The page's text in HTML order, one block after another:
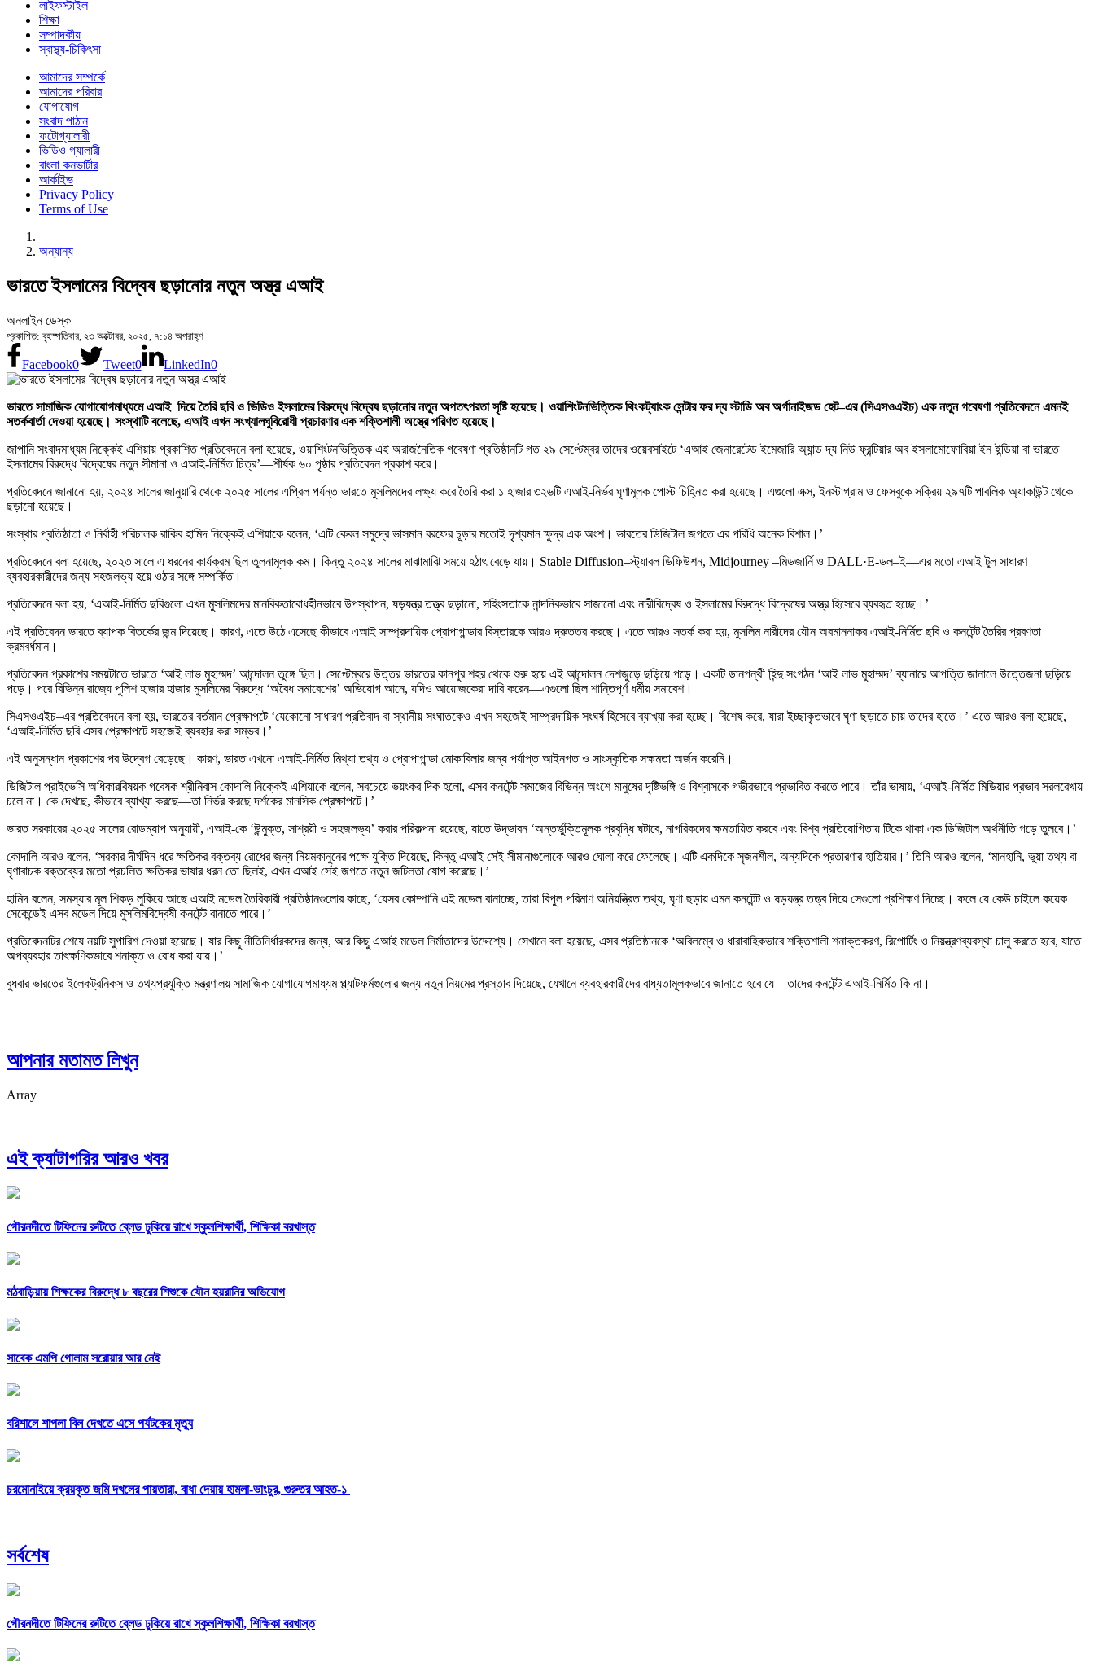
লাইফস্টাইল
শিক্ষা
সম্পাদকীয়
স্বাস্থ্য-চিকিৎসা
আমাদের সম্পর্কে
আমাদের পরিবার
যোগাযোগ
সংবাদ পাঠান
ফটোগ্যালারী
ভিডিও গ্যালারী
বাংলা কনভার্টার
আর্কাইভ
Privacy Policy
Terms of Use
অন্যান্য
ভারতে ইসলামের বিদ্বেষ ছড়ানোর নতুন অস্ত্র এআই
অনলাইন ডেস্ক
প্রকাশিত: বৃহস্পতিবার, ২৩ অক্টোবর, ২০২৫, ৭:১৪ অপরাহ্ণ
Facebook0 Tweet0 LinkedIn0
ভারতে সামাজিক যোগাযোগমাধ্যমে এআই দিয়ে তৈরি ছবি ও ভিডিও ইসলামের বিরুদ্ধে বিদ্বেষ ছড়ানোর নতুন অপতৎপরতা সৃষ্টি হয়েছে। ওয়াশিংটনভিত্তিক থিংকট্যাংক সেন্টার ফর দ্য স্টাডি অব অর্গানাইজড হেট–এর (সিএসওএইচ) এক নতুন গবেষণা প্রতিবেদনে এমনই
সতর্কবার্তা দেওয়া হয়েছে। সংস্থাটি বলেছে, এআই এখন সংখ্যালঘুবিরোধী প্রচারণার এক শক্তিশালী অস্ত্রে পরিণত হয়েছে।
জাপানি সংবাদমাধ্যম নিক্কেই এশিয়ায় প্রকাশিত প্রতিবেদনে বলা হয়েছে, ওয়াশিংটনভিত্তিক এই অরাজনৈতিক গবেষণা প্রতিষ্ঠানটি গত ২৯ সেপ্টেম্বর তাদের ওয়েবসাইটে ‘এআই জেনারেটেড ইমেজারি অ্যান্ড দ্য নিউ ফ্রন্টিয়ার অব ইসলামোফোবিয়া ইন ইন্ডিয়া বা ভারতে
ইসলামের বিরুদ্ধে বিদ্বেষের নতুন সীমানা ও এআই-নির্মিত চিত্র’—শীর্ষক ৬০ পৃষ্ঠার প্রতিবেদন প্রকাশ করে।
প্রতিবেদনে জানানো হয়, ২০২৪ সালের জানুয়ারি থেকে ২০২৫ সালের এপ্রিল পর্যন্ত ভারতে মুসলিমদের লক্ষ্য করে তৈরি করা ১ হাজার ৩২৬টি এআই-নির্ভর ঘৃণামূলক পোস্ট চিহ্নিত করা হয়েছে। এগুলো এক্স, ইনস্টাগ্রাম ও ফেসবুকে সক্রিয় ২৯৭টি পাবলিক অ্যাকাউন্ট থেকে
ছড়ানো হয়েছে।
সংস্থার প্রতিষ্ঠাতা ও নির্বাহী পরিচালক রাকিব হামিদ নিক্কেই এশিয়াকে বলেন, ‘এটি কেবল সমুদ্রে ভাসমান বরফের চূড়ার মতোই দৃশ্যমান ক্ষুদ্র এক অংশ। ভারতের ডিজিটাল জগতে এর পরিধি অনেক বিশাল।’
প্রতিবেদনে বলা হয়েছে, ২০২৩ সালে এ ধরনের কার্যক্রম ছিল তুলনামূলক কম। কিন্তু ২০২৪ সালের মাঝামাঝি সময়ে হঠাৎ বেড়ে যায়। Stable Diffusion–স্ট্যাবল ডিফিউশন, Midjourney –মিডজার্নি ও DALL·E-ডল–ই—এর মতো এআই টুল সাধারণ
ব্যবহারকারীদের জন্য সহজলভ্য হয়ে ওঠার সঙ্গে সম্পর্কিত।
প্রতিবেদনে বলা হয়, ‘এআই-নির্মিত ছবিগুলো এখন মুসলিমদের মানবিকতাবোধহীনভাবে উপস্থাপন, ষড়যন্ত্র তত্ত্ব ছড়ানো, সহিংসতাকে নান্দনিকভাবে সাজানো এবং নারীবিদ্বেষ ও ইসলামের বিরুদ্ধে বিদ্বেষের অস্ত্র হিসেবে ব্যবহৃত হচ্ছে।’
এই প্রতিবেদন ভারতে ব্যাপক বিতর্কের জন্ম দিয়েছে। কারণ, এতে উঠে এসেছে কীভাবে এআই সাম্প্রদায়িক প্রোপাগান্ডার বিস্তারকে আরও দ্রুততর করছে। এতে আরও সতর্ক করা হয়, মুসলিম নারীদের যৌন অবমাননাকর এআই-নির্মিত ছবি ও কনটেন্ট তৈরির প্রবণতা
ক্রমবর্ধমান।
প্রতিবেদন প্রকাশের সময়টাতে ভারতে ‘আই লাভ মুহাম্মদ’ আন্দোলন তুঙ্গে ছিল। সেপ্টেম্বরে উত্তর ভারতের কানপুর শহর থেকে শুরু হয়ে এই আন্দোলন দেশজুড়ে ছড়িয়ে পড়ে। একটি ডানপন্থী হিন্দু সংগঠন ‘আই লাভ মুহাম্মদ’ ব্যানারে আপত্তি জানালে উত্তেজনা ছড়িয়ে
পড়ে। পরে বিভিন্ন রাজ্যে পুলিশ হাজার হাজার মুসলিমের বিরুদ্ধে ‘অবৈধ সমাবেশের’ অভিযোগ আনে, যদিও আয়োজকেরা দাবি করেন—এগুলো ছিল শান্তিপূর্ণ ধর্মীয় সমাবেশ।
সিএসওএইচ–এর প্রতিবেদনে বলা হয়, ভারতের বর্তমান প্রেক্ষাপটে ‘যেকোনো সাধারণ প্রতিবাদ বা স্থানীয় সংঘাতকেও এখন সহজেই সাম্প্রদায়িক সংঘর্ষ হিসেবে ব্যাখ্যা করা হচ্ছে। বিশেষ করে, যারা ইচ্ছাকৃতভাবে ঘৃণা ছড়াতে চায় তাদের হাতে।’ এতে আরও বলা হয়েছে,
‘এআই-নির্মিত ছবি এসব প্রেক্ষাপটে সহজেই ব্যবহার করা সম্ভব।’
এই অনুসন্ধান প্রকাশের পর উদ্বেগ বেড়েছে। কারণ, ভারত এখনো এআই-নির্মিত মিথ্যা তথ্য ও প্রোপাগান্ডা মোকাবিলার জন্য পর্যাপ্ত আইনগত ও সাংস্কৃতিক সক্ষমতা অর্জন করেনি।
ডিজিটাল প্রাইভেসি অধিকারবিষয়ক গবেষক শ্রীনিবাস কোদালি নিক্কেই এশিয়াকে বলেন, সবচেয়ে ভয়ংকর দিক হলো, এসব কনটেন্ট সমাজের বিভিন্ন অংশে মানুষের দৃষ্টিভঙ্গি ও বিশ্বাসকে গভীরভাবে প্রভাবিত করতে পারে। তাঁর ভাষায়, ‘এআই-নির্মিত মিডিয়ার প্রভাব সরলরেখায়
চলে না। কে দেখছে, কীভাবে ব্যাখ্যা করছে—তা নির্ভর করছে দর্শকের মানসিক প্রেক্ষাপটে।’
ভারত সরকারের ২০২৫ সালের রোডম্যাপ অনুযায়ী, এআই-কে ‘উন্মুক্ত, সাশ্রয়ী ও সহজলভ্য’ করার পরিকল্পনা রয়েছে, যাতে উদ্ভাবন ‘অন্তর্ভুক্তিমূলক প্রবৃদ্ধি ঘটাবে, নাগরিকদের ক্ষমতায়িত করবে এবং বিশ্ব প্রতিযোগিতায় টিকে থাকা এক ডিজিটাল অর্থনীতি গড়ে তুলবে।’
কোদালি আরও বলেন, ‘সরকার দীর্ঘদিন ধরে ক্ষতিকর বক্তব্য রোধের জন্য নিয়মকানুনের পক্ষে যুক্তি দিয়েছে, কিন্তু এআই সেই সীমানাগুলোকে আরও ঘোলা করে ফেলেছে। এটি একদিকে সৃজনশীল, অন্যদিকে প্রতারণার হাতিয়ার।’ তিনি আরও বলেন, ‘মানহানি, ভুয়া তথ্য বা
ঘৃণাবাচক বক্তব্যের মতো প্রচলিত ক্ষতিকর ভাষার ধরন তো ছিলই, এখন এআই সেই জগতে নতুন জটিলতা যোগ করেছে।’
হামিদ বলেন, সমস্যার মূল শিকড় লুকিয়ে আছে এআই মডেল তৈরিকারী প্রতিষ্ঠানগুলোর কাছে, ‘যেসব কোম্পানি এই মডেল বানাচ্ছে, তারা বিপুল পরিমাণ অনিয়ন্ত্রিত তথ্য, ঘৃণা ছড়ায় এমন কনটেন্ট ও ষড়যন্ত্র তত্ত্ব দিয়ে সেগুলো প্রশিক্ষণ দিচ্ছে। ফলে যে কেউ চাইলে কয়েক
সেকেন্ডেই এসব মডেল দিয়ে মুসলিমবিদ্বেষী কনটেন্ট বানাতে পারে।’
প্রতিবেদনটির শেষে নয়টি সুপারিশ দেওয়া হয়েছে। যার কিছু নীতিনির্ধারকদের জন্য, আর কিছু এআই মডেল নির্মাতাদের উদ্দেশ্যে। সেখানে বলা হয়েছে, এসব প্রতিষ্ঠানকে ‘অবিলম্বে ও ধারাবাহিকভাবে শক্তিশালী শনাক্তকরণ, রিপোর্টিং ও নিয়ন্ত্রণব্যবস্থা চালু করতে হবে, যাতে
অপব্যবহার তাৎক্ষণিকভাবে শনাক্ত ও রোধ করা যায়।’
বুধবার ভারতের ইলেকট্রনিকস ও তথ্যপ্রযুক্তি মন্ত্রণালয় সামাজিক যোগাযোগমাধ্যম প্ল্যাটফর্মগুলোর জন্য নতুন নিয়মের প্রস্তাব দিয়েছে, যেখানে ব্যবহারকারীদের বাধ্যতামূলকভাবে জানাতে হবে যে—তাদের কনটেন্ট এআই-নির্মিত কি না।
আপনার মতামত লিখুন
Array
এই ক্যাটাগরির আরও খবর
গৌরনদীতে টিফিনের রুটিতে ব্লেড ঢুকিয়ে রাখে স্কুলশিক্ষার্থী, শিক্ষিকা বরখাস্ত
মঠবাড়িয়ায় শিক্ষকের বিরুদ্ধে ৮ বছরের শিশুকে যৌন হয়রানির অভিযোগ
সাবেক এমপি গোলাম সরোয়ার আর নেই
বরিশালে শাপলা বিল দেখতে এসে পর্যটকের মৃত্যু
চরমোনাইয়ে ক্রয়কৃত জমি দখলের পায়তারা, বাধা দেয়ায় হামলা-ভাংচুর, গুরুতর আহত-১
সর্বশেষ
গৌরনদীতে টিফিনের রুটিতে ব্লেড ঢুকিয়ে রাখে স্কুলশিক্ষার্থী, শিক্ষিকা বরখাস্ত